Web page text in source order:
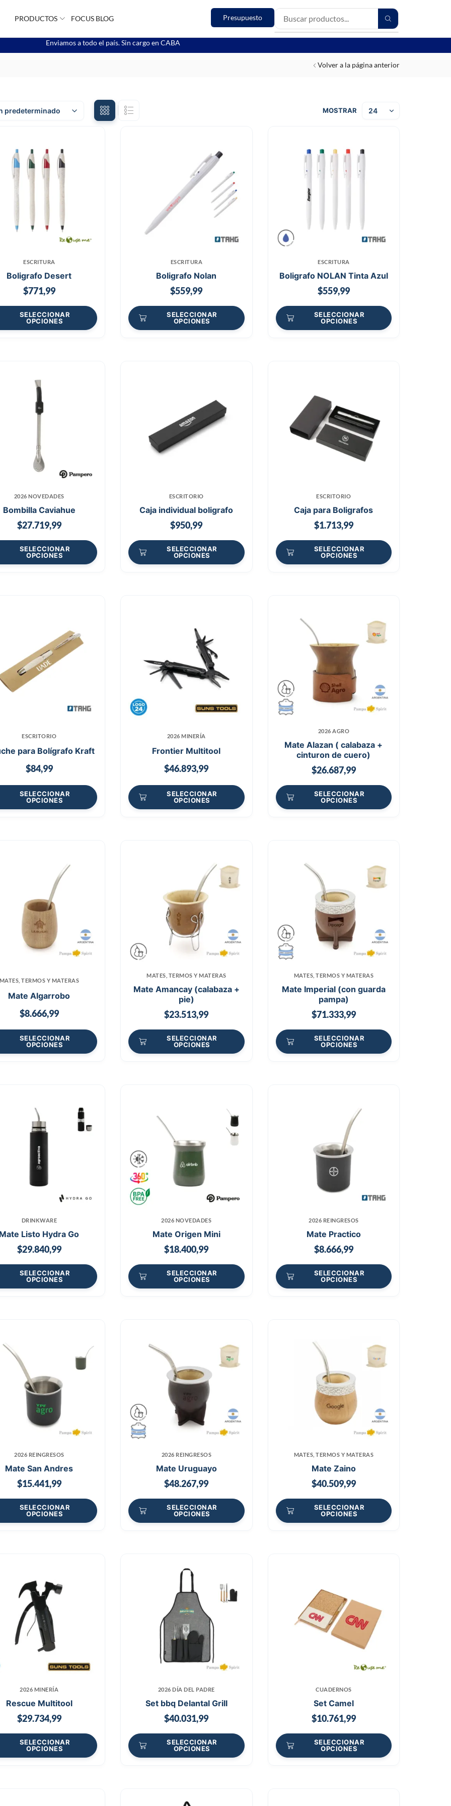
PRODUCTOS FOCUS BLOG Presupuesto
Enviamos a todo el país. Sin cargo en CABA
Volver a la página anterior
MOSTRAR
ESCRITURA
Boligrafo Desert
$771,99
SELECCIONAR
OPCIONES
ESCRITURA
Boligrafo Nolan
$559,99
SELECCIONAR
OPCIONES
ESCRITURA
Boligrafo NOLAN Tinta Azul
$559,99
SELECCIONAR
OPCIONES
2026 NOVEDADES
Bombilla Caviahue
$27.719,99
SELECCIONAR
OPCIONES
ESCRITORIO
Caja individual boligrafo
$950,99
SELECCIONAR
OPCIONES
ESCRITORIO
Caja para Boligrafos
$1.713,99
SELECCIONAR
OPCIONES
ESCRITORIO
para Bolígrafo Kraft
$84,99
SELECCIONAR
OPCIONES
2026 MINERÍA
Frontier Multitool
$46.893,99
SELECCIONAR
OPCIONES
2026 AGRO
Mate Alazan ( calabaza +
cinturon de cuero)
$26.687,99
SELECCIONAR
OPCIONES
TERMOS Y MATERAS
Mate Algarrobo
$8.666,99
SELECCIONAR
OPCIONES
MATES, TERMOS Y MATERAS
Mate Amancay (calabaza +
pie)
$23.513,99
SELECCIONAR
OPCIONES
MATES, TERMOS Y MATERAS
Mate Imperial (con guarda
pampa)
$71.333,99
SELECCIONAR
OPCIONES
DRINKWARE
Listo Hydra Go
$29.840,99
SELECCIONAR
OPCIONES
2026 NOVEDADES
Mate Origen Mini
$18.400,99
SELECCIONAR
OPCIONES
2026 REINGRESOS
Mate Practico
$8.666,99
SELECCIONAR
OPCIONES
2026 REINGRESOS
Mate San Andres
$15.441,99
SELECCIONAR
OPCIONES
2026 REINGRESOS
Mate Uruguayo
$48.267,99
SELECCIONAR
OPCIONES
MATES, TERMOS Y MATERAS
Mate Zaino
$40.509,99
SELECCIONAR
OPCIONES
2026 MINERÍA
Rescue Multitool
$29.734,99
SELECCIONAR
OPCIONES
2026 DÍA DEL PADRE
Set bbq Delantal Grill
$40.031,99
SELECCIONAR
OPCIONES
CUADERNOS
Set Camel
$10.761,99
SELECCIONAR
OPCIONES